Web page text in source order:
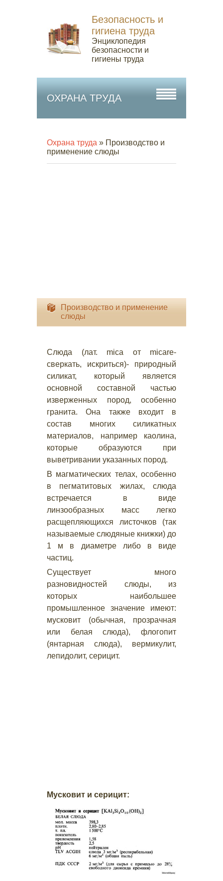
Безопасность и
гигиена труда
Энциклопедия
безопасности и
гигиены труда
ОХРАНА ТРУДА
Охрана труда » Производство и
применение слюды
Производство и применение
слюды
Слюда (лат. mica от micare-
сверкать, искриться)- природный
силикат, который является
основной составной частью
изверженных пород, особенно
гранита. Она также входит в
состав многих силикатных
материалов, например каолина,
которые образуются при
выветривании указанных пород.
В магматических телах, особенно
в пегматитовых жилах, слюда
встречается в виде
линзообразных масс легко
расщепляющихся листочков (так
называемые слюдяные книжки) до
1 м в диаметре либо в виде
частиц.
Существует много
разновидностей слюды, из
которых наибольшее
промышленное значение имеют:
мусковит (обычная, прозрачная
или белая слюда), флогопит
(янтарная слюда), вермикулит,
лепидолит, серицит.
Мусковит и серицит: